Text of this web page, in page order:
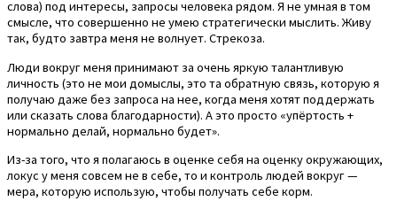
слова) под интересы, запросы человека рядом. Я не умная в том
смысле, что совершенно не умею стратегически мыслить. Живу
так, будто завтра меня не волнует. Стрекоза.
Люди вокруг меня принимают за очень яркую талантливую
личность (это не мои домыслы, это та обратную связь, которую я
получаю даже без запроса на нее, когда меня хотят поддержать
или сказать слова благодарности). А это просто «упёртость +
нормально делай, нормально будет».
Из-за того, что я полагаюсь в оценке себя на оценку окружающих,
локус у меня совсем не в себе, то и контроль людей вокруг —
мера, которую использую, чтобы получать себе корм.